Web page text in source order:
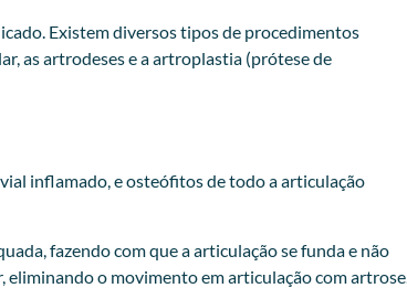
Existem diversos tipos de procedimentos
as artrodeses e a artroplastia (prótese de
inflamado, e osteófitos de todo a articulação
fazendo com que a articulação se funda e não
o movimento em articulação com artrose.